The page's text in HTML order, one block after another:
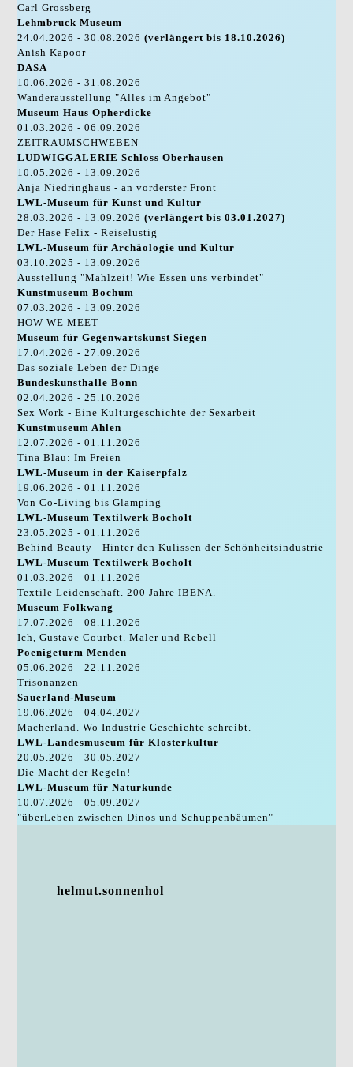
Carl Grossberg
Lehmbruck Museum
24.04.2026 - 30.08.2026(verlängert bis 18.10.2026)
Anish Kapoor
DASA
10.06.2026 - 31.08.2026
Wanderausstellung "Alles im Angebot"
Museum Haus Opherdicke
01.03.2026 - 06.09.2026
ZEITRAUMSCHWEBEN
LUDWIGGALERIE Schloss Oberhausen
10.05.2026 - 13.09.2026
Anja Niedringhaus - an vorderster Front
LWL-Museum für Kunst und Kultur
28.03.2026 - 13.09.2026(verlängert bis 03.01.2027)
Der Hase Felix - Reiselustig
LWL-Museum für Archäologie und Kultur
03.10.2025 - 13.09.2026
Ausstellung "Mahlzeit! Wie Essen uns verbindet"
Kunstmuseum Bochum
07.03.2026 - 13.09.2026
HOW WE MEET
Museum für Gegenwartskunst Siegen
17.04.2026 - 27.09.2026
Das soziale Leben der Dinge
Bundeskunsthalle Bonn
02.04.2026 - 25.10.2026
Sex Work - Eine Kulturgeschichte der Sexarbeit
Kunstmuseum Ahlen
12.07.2026 - 01.11.2026
Tina Blau: Im Freien
LWL-Museum in der Kaiserpfalz
19.06.2026 - 01.11.2026
Von Co-Living bis Glamping
LWL-Museum Textilwerk Bocholt
23.05.2025 - 01.11.2026
Behind Beauty - Hinter den Kulissen der Schönheitsindustrie
LWL-Museum Textilwerk Bocholt
01.03.2026 - 01.11.2026
Textile Leidenschaft. 200 Jahre IBENA.
Museum Folkwang
17.07.2026 - 08.11.2026
Ich, Gustave Courbet. Maler und Rebell
Poenigeturm Menden
05.06.2026 - 22.11.2026
Trisonanzen
Sauerland-Museum
19.06.2026 - 04.04.2027
Macherland. Wo Industrie Geschichte schreibt.
LWL-Landesmuseum für Klosterkultur
20.05.2026 - 30.05.2027
Die Macht der Regeln!
LWL-Museum für Naturkunde
10.07.2026 - 05.09.2027
"überLeben zwischen Dinos und Schuppenbäumen"
helmut.sonnenhol